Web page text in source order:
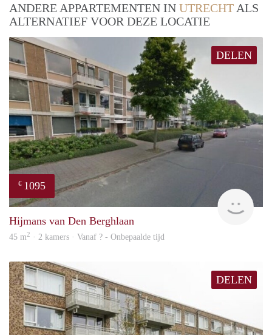
ANDERE APPARTEMENTEN IN UTRECHT ALS
ALTERNATIEF VOOR DEZE LOCATIE
DELEN
€ 1095
Hijmans van Den Berghlaan
45 m2 · 2 kamers · Vanaf ? - Onbepaalde tijd
DELEN